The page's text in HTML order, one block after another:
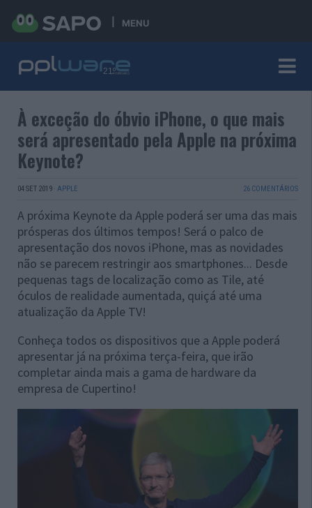
MENU
À exceção do óbvio iPhone, o que mais
será apresentado pela Apple na próxima
Keynote?
04 SET 2019 · APPLE 26 COMENTÁRIOS
A próxima Keynote da Apple poderá ser uma das mais
prósperas dos últimos tempos! Será o palco de
apresentação dos novos iPhone, mas as novidades
não se parecem restringir aos smartphones... Desde
pequenas tags de localização como as Tile, até
óculos de realidade aumentada, quiçá até uma
atualização da Apple TV!
Conheça todos os dispositivos que a Apple poderá
apresentar já na próxima terça-feira, que irão
completar ainda mais a gama de hardware da
empresa de Cupertino!